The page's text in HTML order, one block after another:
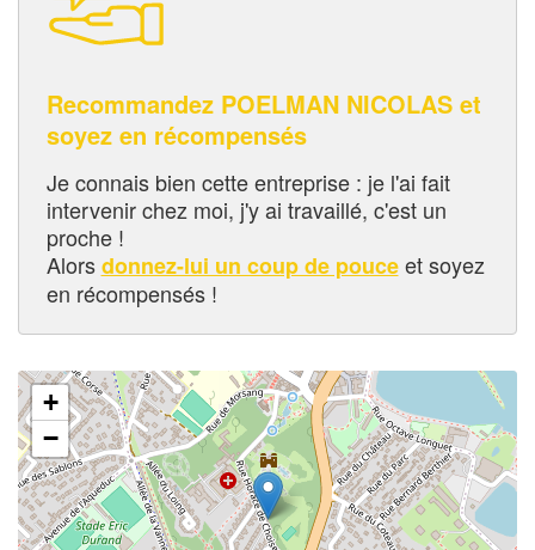
Recommandez POELMAN NICOLAS et
soyez en récompensés
Je connais bien cette entreprise : je l'ai fait
intervenir chez moi, j'y ai travaillé, c'est un
proche !
Alorsdonnez-lui un coup de pouceet soyez
en récompensés !
+
−